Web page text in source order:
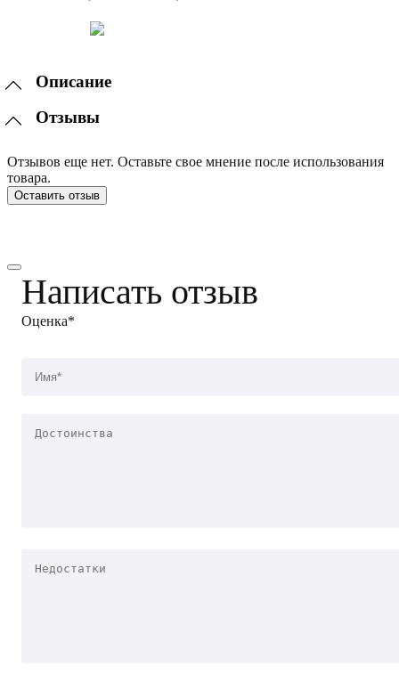
Описание
Отзывы
Отзывов еще нет. Оставьте свое мнение после использования
товара.
Оставить отзыв
Написать отзыв
Оценка*